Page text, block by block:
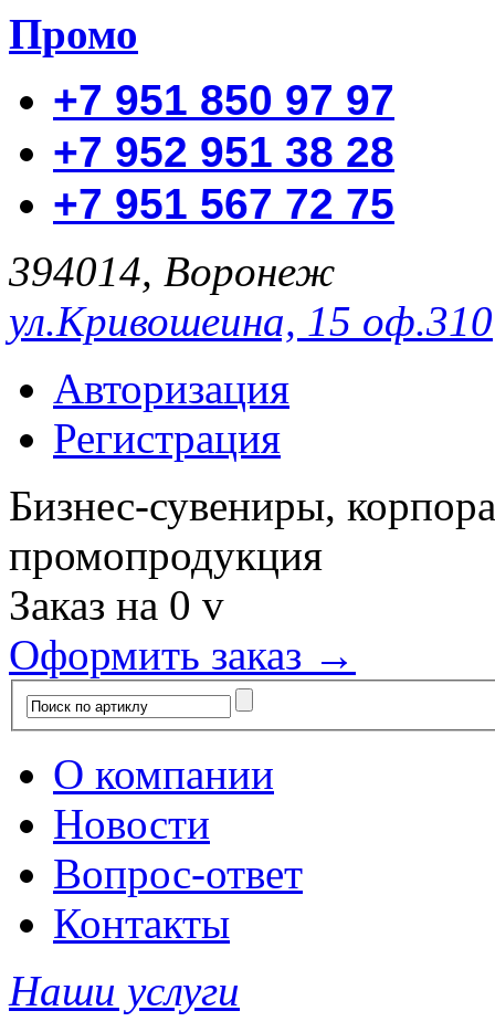
Промо
+7 951 850 97 97
+7 952 951 38 28
+7 951 567 72 75
394014, Воронеж
ул.Кривошеина, 15 оф.310
Авторизация
Регистрация
Бизнес-сувениры,
промопродукция
Заказ на 0 v
Оформить заказ →
О компании
Новости
Вопрос-ответ
Контакты
Наши услуги